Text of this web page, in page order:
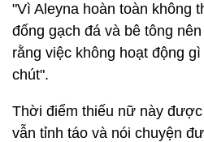
"Vì Aleyna hoàn toàn không
đống gạch đá và bê tông
rằng việc không hoạt động
chút".
Thời điểm thiếu nữ này
vẫn tỉnh táo và nói chuyện